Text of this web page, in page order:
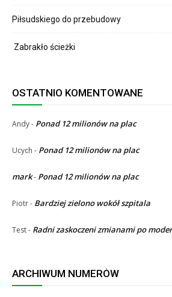
Piłsudskiego do przebudowy
Zabrakło ścieżki
OSTATNIO KOMENTOWANE
Andy- Ponad 12 milionów na plac
Ucych - Ponad 12 milionów na plac
mark- Ponad 12 milionów na plac
Piotr- Bardziej zielono wokół szpitala
Test- Radni zaskoczeni zmianami po
ARCHIWUM NUMERÓW